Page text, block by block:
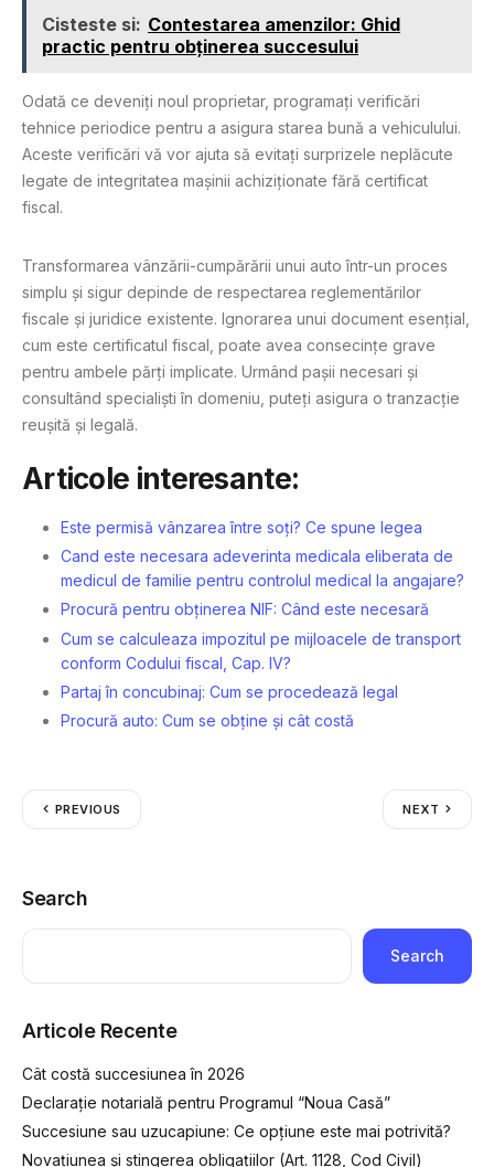
Cisteste si: Contestarea amenzilor: Ghid
practic pentru obținerea succesului
Odată ce deveniți noul proprietar, programați verificări
tehnice periodice pentru a asigura starea bună a vehiculului.
Aceste verificări vă vor ajuta să evitați surprizele neplăcute
legate de integritatea mașinii achiziționate fără certificat
fiscal.
Transformarea vânzării-cumpărării unui auto într-un proces
simplu și sigur depinde de respectarea reglementărilor
fiscale și juridice existente. Ignorarea unui document esențial,
cum este certificatul fiscal, poate avea consecințe grave
pentru ambele părți implicate. Urmând pașii necesari și
consultând specialiști în domeniu, puteți asigura o tranzacție
reușită și legală.
Articole interesante:
Este permisă vânzarea între soți? Ce spune legea
Cand este necesara adeverinta medicala eliberata de
medicul de familie pentru controlul medical la angajare?
Procură pentru obținerea NIF: Când este necesară
Cum se calculeaza impozitul pe mijloacele de transport
conform Codului fiscal, Cap. IV?
Partaj în concubinaj: Cum se procedează legal
Procură auto: Cum se obține și cât costă
PREVIOUS NEXT
Search
Search
Articole Recente
Cât costă succesiunea în 2026
Declarație notarială pentru Programul “Noua Casă”
Succesiune sau uzucapiune: Ce opțiune este mai potrivită?
Novațiunea și stingerea obligațiilor (Art. 1128, Cod Civil)